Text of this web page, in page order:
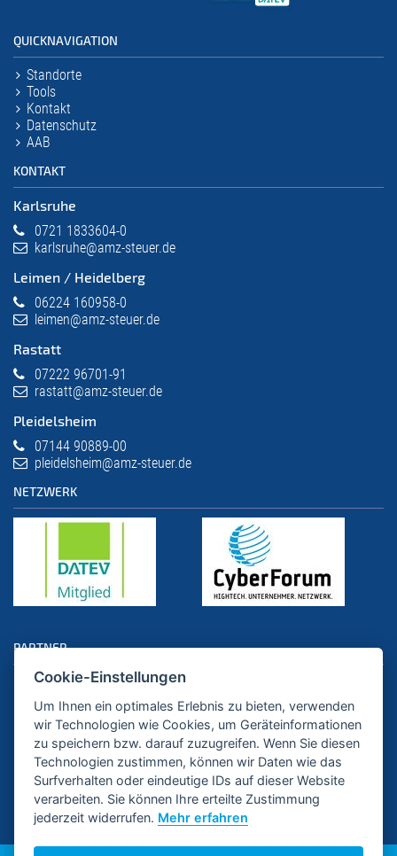
QUICKNAVIGATION
Standorte
Tools
Kontakt
Datenschutz
AAB
KONTAKT
Karlsruhe
0721 1833604-0
karlsruhe@amz-steuer.de
Leimen / Heidelberg
06224 160958-0
leimen@amz-steuer.de
Rastatt
07222 96701-91
rastatt@amz-steuer.de
Pleidelsheim
07144 90889-00
pleidelsheim@amz-steuer.de
NETZWERK
PARTNER
Cookie-Einstellungen
Um Ihnen ein optimales Erlebnis zu bieten, verwenden
wir Technologien wie Cookies, um Geräteinformationen
zu speichern bzw. darauf zuzugreifen. Wenn Sie diesen
Technologien zustimmen, können wir Daten wie das
Surfverhalten oder eindeutige IDs auf dieser Website
verarbeiten. Sie können Ihre erteilte Zustimmung
jederzeit widerrufen. Mehr erfahren